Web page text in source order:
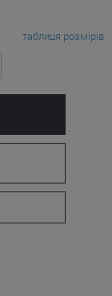
таблиця розмірів